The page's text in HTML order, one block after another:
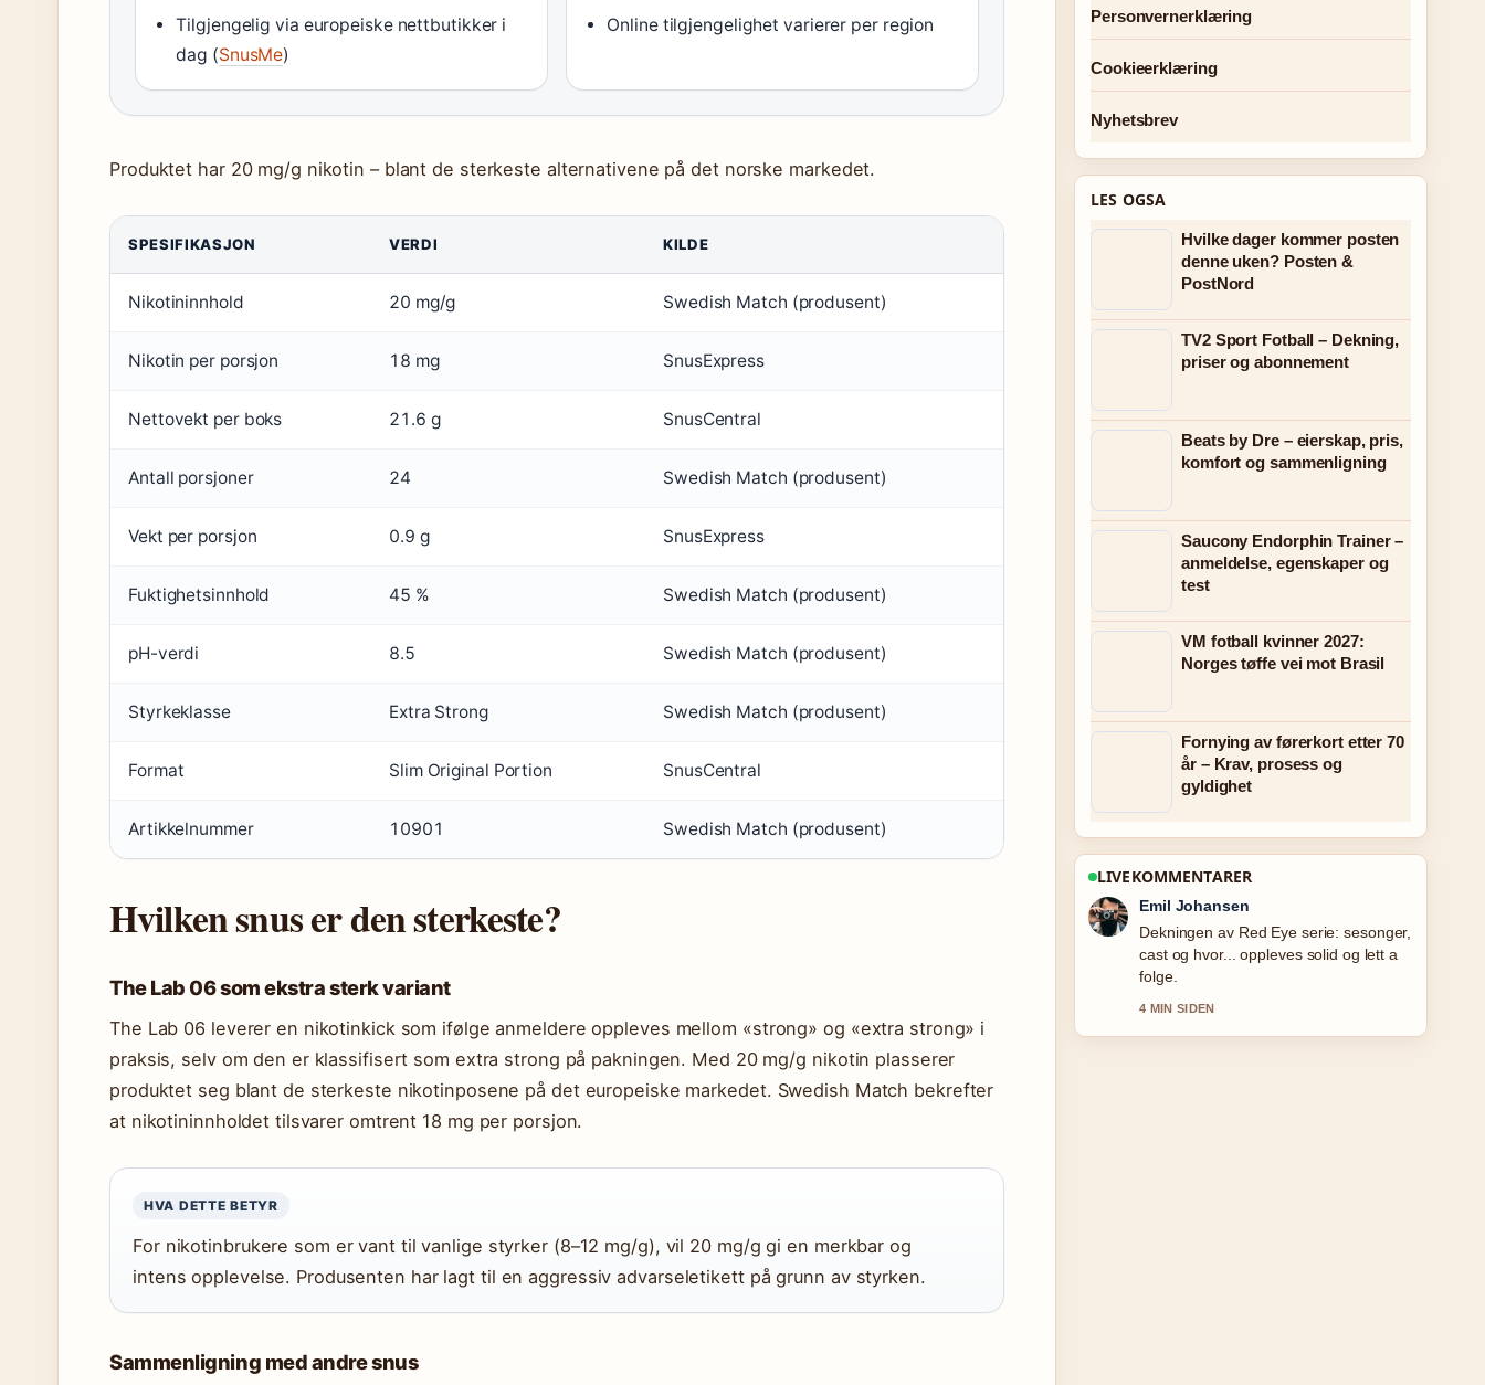
Tilgjengelig via europeiske nettbutikker i
dag (SnusMe)
Online tilgjengelighet varierer per region
Produktet har 20 mg/g nikotin – blant de sterkeste alternativene på det norske markedet.
SPESIFIKASJON VERDI KILDE
Nikotininnhold 20 mg/g Swedish Match (produsent)
Nikotin per porsjon 18 mg SnusExpress
Nettovekt per boks 21.6 g SnusCentral
Antall porsjoner 24 Swedish Match (produsent)
Vekt per porsjon 0.9 g SnusExpress
Fuktighetsinnhold 45 % Swedish Match (produsent)
pH-verdi 8.5 Swedish Match (produsent)
Styrkeklasse Extra Strong Swedish Match (produsent)
Format Slim Original Portion SnusCentral
Artikkelnummer 10901 Swedish Match (produsent)
Hvilken snus er den sterkeste?
The Lab 06 som ekstra sterk variant
The Lab 06 leverer en nikotinkick som ifølge anmeldere oppleves mellom «strong» og «extra strong» i
praksis, selv om den er klassifisert som extra strong på pakningen. Med 20 mg/g nikotin plasserer
produktet seg blant de sterkeste nikotinposene på det europeiske markedet. Swedish Match bekrefter
at nikotininnholdet tilsvarer omtrent 18 mg per porsjon.
HVA DETTE BETYR
For nikotinbrukere som er vant til vanlige styrker (8–12 mg/g), vil 20 mg/g gi en merkbar og
intens opplevelse. Produsenten har lagt til en aggressiv advarseletikett på grunn av styrken.
Sammenligning med andre snus
Personvernerklæring
Cookieerklæring
Nyhetsbrev
LES OGSA
Hvilke dager kommer posten
denne uken? Posten &
PostNord
TV2 Sport Fotball – Dekning,
priser og abonnement
Beats by Dre – eierskap, pris,
komfort og sammenligning
Saucony Endorphin Trainer –
anmeldelse, egenskaper og
test
VM fotball kvinner 2027:
Norges tøffe vei mot Brasil
Fornying av førerkort etter 70
år – Krav, prosess og
gyldighet
LIVEKOMMENTARER
Andreas Dahl
Sterkt verifiseringsarbeid rundt Pixel 10
Pro XL: Anmeldelse, pris og.... Flere
medier burde skrive slik.
6 MIN SIDEN